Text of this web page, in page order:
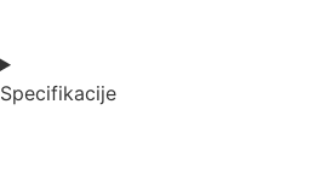
Specifikacije